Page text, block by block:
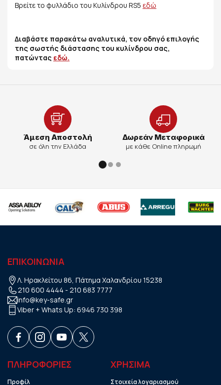
Βρείτε το φυλλάδιο του Κυλίνδρου RS5 εδώ
Διαβάστε παρακάτω αναλυτικά, τον οδηγό επιλογής
της σωστής διάστασης του κυλίνδρου σας,
πατώντας εδώ.
Άμεση Αποστολή
σε όλη την Ελλάδα
Δωρεάν Μεταφορικά
με κάθε Online πληρωμή
ΕΠΙΚΟΙΝΩΝΙΑ
Λ. Ηρακλείτου 86, Πάτημα Χαλανδρίου 15238
210 600 4444 - 210 683 7777
info@key-safe.gr
Viber + Whats Up: 6946 730 398
ΠΛΗΡΟΦΟΡΙΕΣ
Προφίλ
ΧΡHΣΙΜΑ
Στοιχεία λογαριασμού